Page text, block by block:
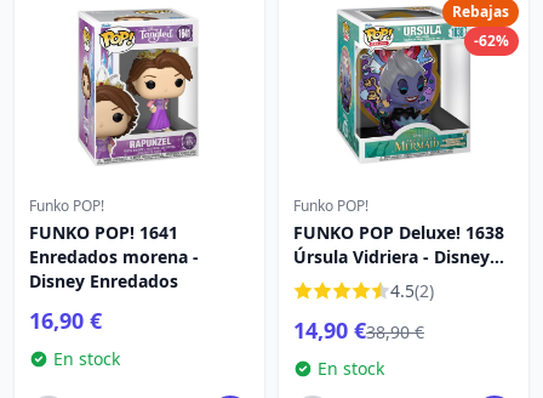
Funko POP!
FUNKO POP! 1641
Enredados morena -
Disney Enredados
16,90 €
En stock
Rebajas
-62%
Funko POP!
FUNKO POP Deluxe! 1638
Úrsula Vidriera - Disney
Villains
4.5(2)
14,90 €38,90 €
En stock